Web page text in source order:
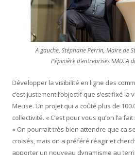
A gauche, Stéphane Perrin, Maire de
Pépinière d’entreprises SMD. A
Développer la visibilité en ligne des
c’est justement l’objectif que s’est fixé la
Meuse. Un projet qui a coûté plus de
collectivité. « C’est pour vous qu’on l’a
« On pourrait très bien attendre que ca
croisés, mais on a préféré réagir et
apporter un nouveau dynamisme au